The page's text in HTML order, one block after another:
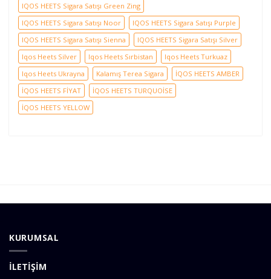
IQOS HEETS Sigara Satışı Green Zing
IQOS HEETS Sigara Satışı Noor
IQOS HEETS Sigara Satışı Purple
IQOS HEETS Sigara Satışı Sienna
IQOS HEETS Sigara Satışı Silver
Iqos Heets Silver
Iqos Heets Sırbistan
Iqos Heets Turkuaz
Iqos Heets Ukrayna
Kalamış Terea Sigara
İQOS HEETS AMBER
İQOS HEETS FİYAT
İQOS HEETS TURQUOİSE
İQOS HEETS YELLOW
KURUMSAL
İLETİŞİM